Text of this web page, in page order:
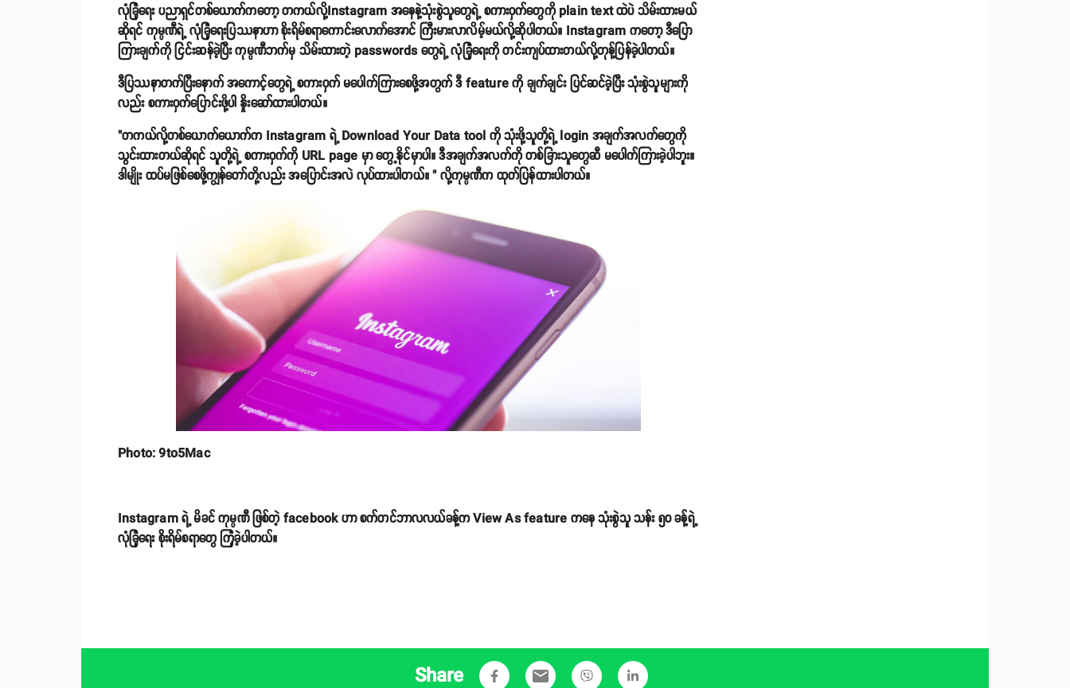
လုံခြုံရေး ပညာရှင်တစ်ယောက်ကတော့ တကယ်လို့Instagram အနေနဲ့သုံးစွဲသူတွေရဲ့ စကားဝှက်တွေကို plain text ထဲပဲ သိမ်းထားမယ်
ဆိုရင် ကုမ္ပဏီရဲ့ လုံခြုံရေးပြဿနာဟာ စိုးရိမ်စရာကောင်းလောက်အောင် ကြီးမားလာလိမ့်မယ်လို့ဆိုပါတယ်။ Instagram ကတော့ ဒီပြော
ကြားချက်ကို ငြင်းဆန်ခဲ့ပြီး ကုမ္ပဏီဘက်မှ သိမ်းထားတဲ့ passwords တွေရဲ့ လုံခြုံရေးကို တင်းကျပ်ထားတယ်လို့တုန့်ပြန်ခဲ့ပါတယ်။
ဒီပြဿနာတက်ပြီးနောက် အကောင့်တွေရဲ့ စကားဝှက် မပေါက်ကြားစေဖို့အတွက် ဒီ feature ကို ချက်ချင်း ပြင်ဆင်ခဲ့ပြီး သုံးစွဲသူများကို
လည်း စကားဝှက်ပြောင်းဖို့ပါ နှိုးဆော်ထားပါတယ်။
"တကယ်လို့တစ်ယောက်ယောက်က Instagram ရဲ့ Download Your Data tool ကို သုံးဖို့သူတို့ရဲ့ login အချက်အလက်တွေကို
သွင်းထားတယ်ဆိုရင် သူတို့ရဲ့ စကားဝှက်ကို URL page မှာ တွေ့နိုင်မှာပါ။ ဒီအချက်အလက်ကို တစ်ခြားသူတွေဆီ မပေါက်ကြားခဲ့ပါဘူး။
ဒါမျိုး ထပ်မဖြစ်စေဖို့ကျွန်တော်တို့လည်း အပြောင်းအလဲ လုပ်ထားပါတယ်။ " လို့ကုမ္ပဏီက ထုတ်ပြန်ထားပါတယ်။
Photo: 9to5Mac
Instagram ရဲ့ မိခင် ကုမ္ပဏီ ဖြစ်တဲ့ facebook ဟာ စက်တင်ဘာလလယ်ခန့်က View As feature ကနေ သုံးစွဲသူ သန်း ၅၀ ခန့်ရဲ့
လုံခြုံရေး စိုးရိမ်စရာတွေ ကြုံခဲ့ပါတယ်။
Share email